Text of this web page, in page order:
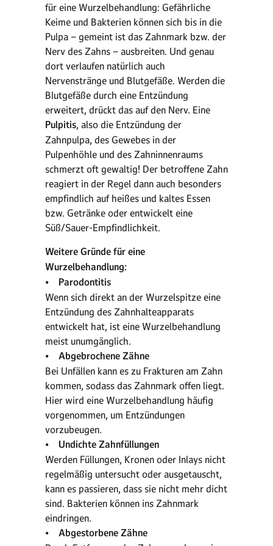
für eine Wurzelbehandlung: Gefährliche
Keime und Bakterien können sich bis in die
Pulpa – gemeint ist das Zahnmark bzw. der
Nerv des Zahns – ausbreiten. Und genau
dort verlaufen natürlich auch
Nervenstränge und Blutgefäße. Werden die
Blutgefäße durch eine Entzündung
erweitert, drückt das auf den Nerv. Eine
Pulpitis, also die Entzündung der
Zahnpulpa, des Gewebes in der
Pulpenhöhle und des Zahninnenraums
schmerzt oft gewaltig! Der betroffene Zahn
reagiert in der Regel dann auch besonders
empfindlich auf heißes und kaltes Essen
bzw. Getränke oder entwickelt eine
Süß/Sauer-Empfindlichkeit.
Weitere Gründe für eine
Wurzelbehandlung:
• Parodontitis
Wenn sich direkt an der Wurzelspitze eine
Entzündung des Zahnhalteapparats
entwickelt hat, ist eine Wurzelbehandlung
meist unumgänglich.
• Abgebrochene Zähne
Bei Unfällen kann es zu Frakturen am Zahn
kommen, sodass das Zahnmark offen liegt.
Hier wird eine Wurzelbehandlung häufig
vorgenommen, um Entzündungen
vorzubeugen.
• Undichte Zahnfüllungen
Werden Füllungen, Kronen oder Inlays nicht
regelmäßig untersucht oder ausgetauscht,
kann es passieren, dass sie nicht mehr dicht
sind. Bakterien können ins Zahnmark
eindringen.
• Abgestorbene Zähne